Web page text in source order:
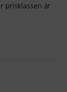
prisklassen är